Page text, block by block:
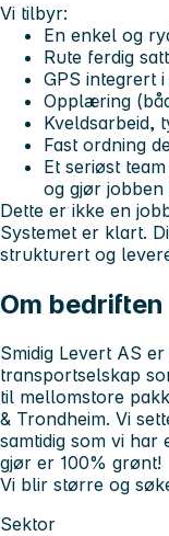
Vi tilbyr:
En enkel og
Rute ferdig
GPS integrert
Opplæring
Kveldsarbeid,
Fast ordning
Et seriøst
og gjør jobben
Dette er ikke en
Systemet er klart.
strukturert og
Om bedriften
Smidig Levert AS
transportselskap
til mellomstore
& Trondheim. Vi
samtidig som vi
gjør er 100% grønt!
Vi blir større og
Sektor